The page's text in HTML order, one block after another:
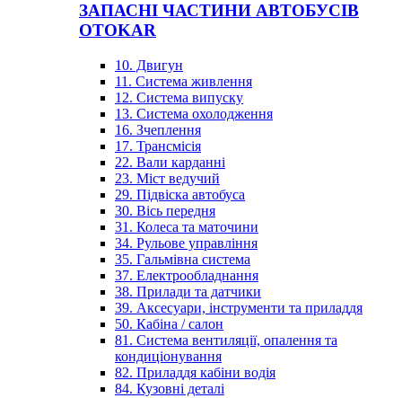
ЗАПАСНІ ЧАСТИНИ АВТОБУСІВ
OTOKAR
10. Двигун
11. Система живлення
12. Система випуску
13. Система охолодження
16. Зчеплення
17. Трансмісія
22. Вали карданні
23. Міст ведучий
29. Підвіска автобуса
30. Вісь передня
31. Колеса та маточини
34. Рульове управління
35. Гальмівна система
37. Електрообладнання
38. Прилади та датчики
39. Аксесуари, інструменти та приладдя
50. Кабіна / салон
81. Система вентиляції, опалення та
кондиціонування
82. Приладдя кабіни водія
84. Кузовні деталі